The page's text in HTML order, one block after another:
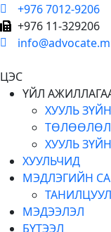
+976 7012-9206
+976 11-329206
ЦЭС
ҮЙЛ
ХУУЛЬ
ТӨЛӨӨЛӨЛ
ХУУЛЬ
ХУУЛЬЧИД
МЭДЛЭГИЙН
МЭДЭЭЛЭЛ
БҮТЭЭЛ